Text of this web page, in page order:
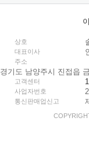
상호
대표이사
주소
경기도 남양주시 진접읍
고객센터
사업자번호
통신판매업신고